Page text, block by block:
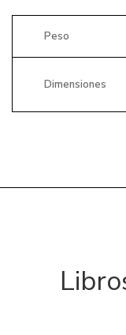
Peso
Dimensiones